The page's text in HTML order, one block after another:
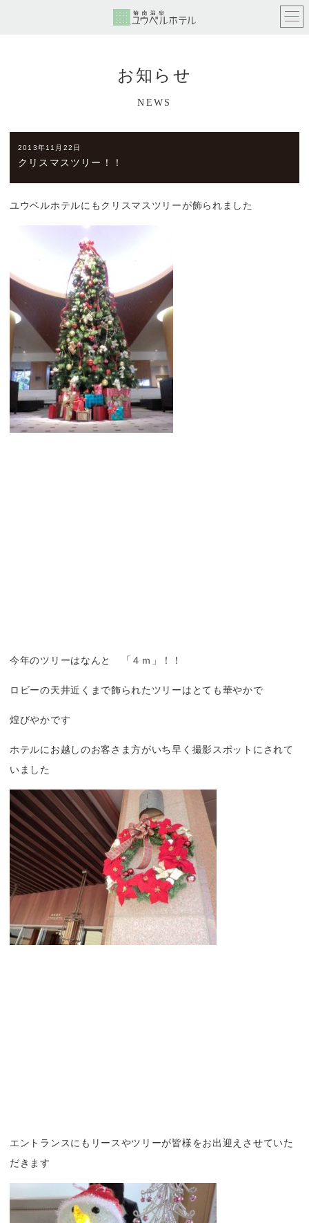
お知らせ
NEWS
2013年11月22日
クリスマスツリー！！
ユウベルホテルにもクリスマスツリーが飾られました
今年のツリーはなんと 「４ｍ」！！
ロビーの天井近くまで飾られたツリーはとても華やかで
煌びやかです
ホテルにお越しのお客さま方がいち早く撮影スポットにされて
いました
エントランスにもリースやツリーが皆様をお出迎えさせていた
だきます